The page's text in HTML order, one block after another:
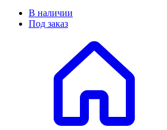
В наличии
Под заказ